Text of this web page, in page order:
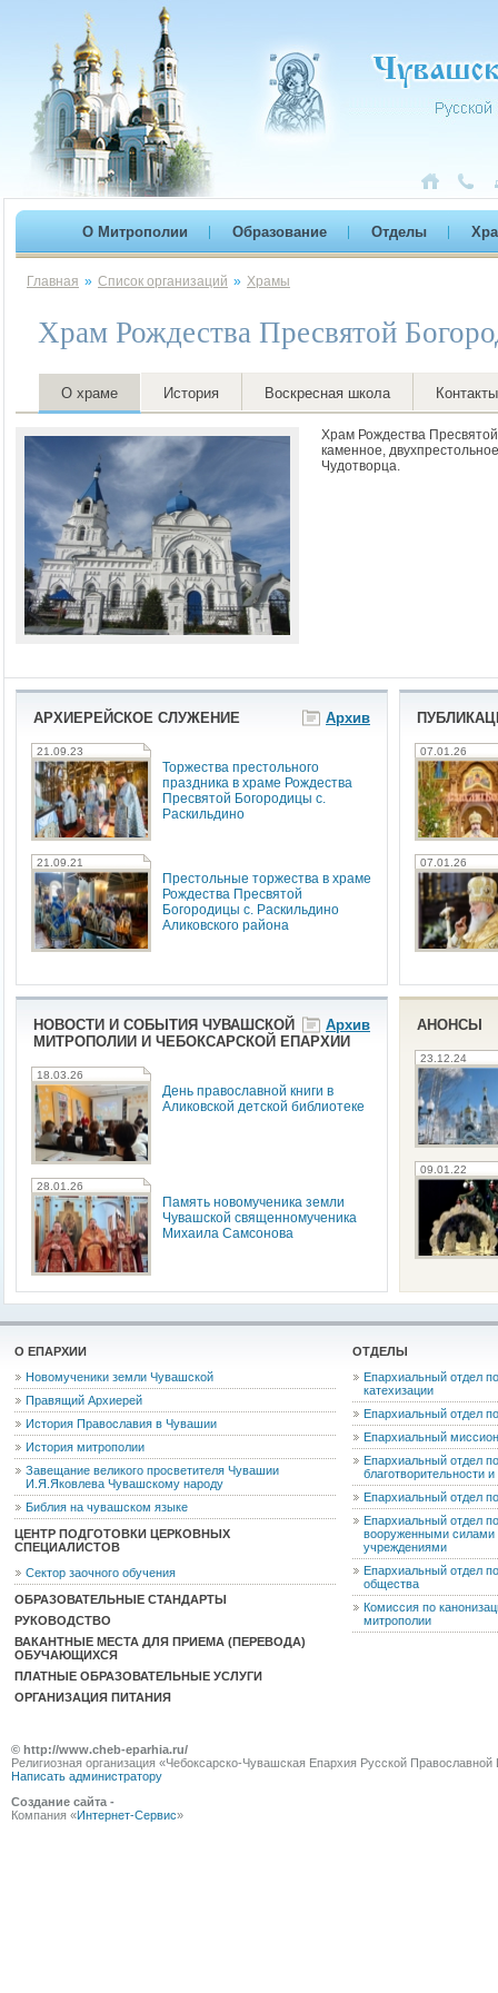
О Митрополии Образование Отделы
Главная » Список организаций » Храмы
Храм Рождества Пресвятой
О храме История Воскресная школа Контакты
Храм Рождества
каменное,
Чудотворца.
Архив
АРХИЕРЕЙСКОЕ СЛУЖЕНИЕ
21.09.23
Торжества престольного
праздника в храме Рождества
Пресвятой Богородицы с.
Раскильдино
21.09.21
Престольные торжества в храме
Рождества Пресвятой
Богородицы с. Раскильдино
Аликовского района
07.01.26
07.01.26
Архив
НОВОСТИ И СОБЫТИЯ ЧУВАШСКОЙ
МИТРОПОЛИИ И ЧЕБОКСАРСКОЙ ЕПАРХИИ
18.03.26
День православной книги в
Аликовской детской библиотеке
28.01.26
Память новомученика земли
Чувашской священномученика
Михаила Самсонова
АНОНСЫ
23.12.24
09.01.22
О ЕПАРХИИ
Новомученики земли Чувашской
Правящий Архиерей
История Православия в Чувашии
История митрополии
Завещание великого просветителя Чувашии
И.Я.Яковлева Чувашскому народу
Библия на чувашском языке
ЦЕНТР ПОДГОТОВКИ ЦЕРКОВНЫХ
СПЕЦИАЛИСТОВ
Сектор заочного обучения
ОБРАЗОВАТЕЛЬНЫЕ СТАНДАРТЫ
РУКОВОДСТВО
ВАКАНТНЫЕ МЕСТА ДЛЯ ПРИЕМА (ПЕРЕВОДА)
ОБУЧАЮЩИХСЯ
ПЛАТНЫЕ ОБРАЗОВАТЕЛЬНЫЕ УСЛУГИ
ОРГАНИЗАЦИЯ ПИТАНИЯ
ОТДЕЛЫ
Епархиальный отдел
катехизации
Епархиальный отдел
Епархиальный
Епархиальный отдел
благотворительности
Епархиальный отдел
Епархиальный отдел
вооруженными силами
учреждениями
Епархиальный отдел
общества
Комиссия по
митрополии
© http://www.cheb-eparhia.ru/
Религиозная организация «Чебоксарско-Чувашская Епархия Русской
Написать администратору
Создание сайта -
Компания «Интернет-Сервис»